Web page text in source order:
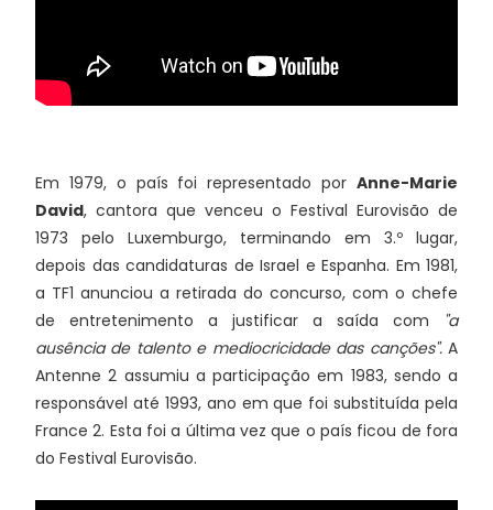
Em 1979, o país foi representado por Anne-Marie
David, cantora que venceu o Festival Eurovisão de
1973 pelo Luxemburgo, terminando em 3.º lugar,
depois das candidaturas de Israel e Espanha. Em 1981,
a TF1 anunciou a retirada do concurso, com o chefe
de entretenimento a justificar a saída com "a
ausência de talento e mediocricidade das canções".A
Antenne 2 assumiu a participação em 1983, sendo a
responsável até 1993, ano em que foi substituída pela
France 2. Esta foi a última vez que o país ficou de fora
do Festival Eurovisão.